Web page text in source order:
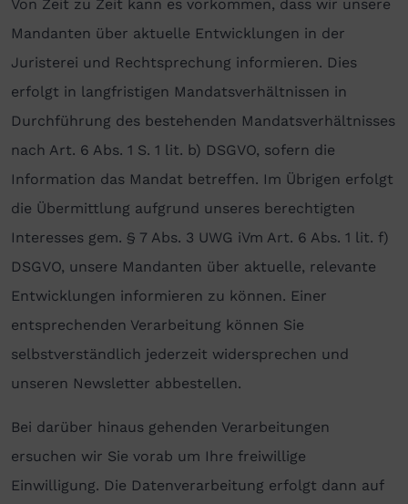
Von Zeit zu Zeit kann es vorkommen, dass wir unsere
Mandanten über aktuelle Entwicklungen in der
Juristerei und Rechtsprechung informieren. Dies
erfolgt in langfristigen Mandatsverhältnissen in
Durchführung des bestehenden Mandatsverhältnisses
nach Art. 6 Abs. 1 S. 1 lit. b) DSGVO, sofern die
Information das Mandat betreffen. Im Übrigen erfolgt
die Übermittlung aufgrund unseres berechtigten
Interesses gem. § 7 Abs. 3 UWG iVm Art. 6 Abs. 1 lit. f)
DSGVO, unsere Mandanten über aktuelle, relevante
Entwicklungen informieren zu können. Einer
entsprechenden Verarbeitung können Sie
selbstverständlich jederzeit widersprechen und
unseren Newsletter abbestellen.
Bei darüber hinaus gehenden Verarbeitungen
ersuchen wir Sie vorab um Ihre freiwillige
Einwilligung. Die Datenverarbeitung erfolgt dann auf